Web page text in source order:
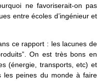
ne favoriserait-on pas
entre écoles d’ingénieur et
ce rapport : les lacunes de
On est très bons en
(énergie, transports, etc) et
les peines du monde à faire